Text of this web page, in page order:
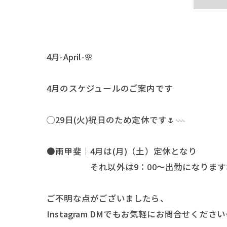
4月-April-🌸
4月のスケジュールのご案内です
◯29日(火)祝日のため定休です🌷𓇠
●雨甲斐￤4月は(月)（土）定休となり
それ以外は9：00〜出勤になります
ご不明な点がございましたら、
Instagram DMでもお気軽にお問合せくださ